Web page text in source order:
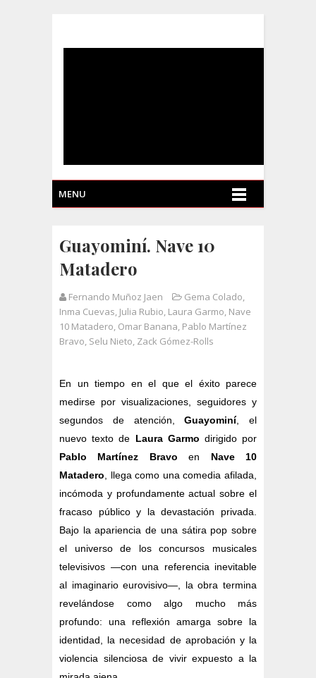
MENU
Guayominí. Nave 10
Matadero
Fernando Muñoz Jaen Gema Colado,
Inma Cuevas, Julia Rubio, Laura Garmo, Nave
10 Matadero, Omar Banana, Pablo Martínez
Bravo, Selu Nieto, Zack Gómez-Rolls
En un tiempo en el que el éxito parece
medirse por visualizaciones, seguidores y
segundos de atención,Guayominí, el
nuevo texto de Laura Garmo dirigido por
Pablo Martínez Bravo en Nave 10
Matadero , llega como una comedia afilada,
incómoda y profundamente actual sobre el
fracaso público y la devastación privada.
Bajo la apariencia de una sátira pop sobre
el universo de los concursos musicales
televisivos —con una referencia inevitable
al imaginario eurovisivo—, la obra termina
revelándose como algo mucho más
profundo: una reflexión amarga sobre la
identidad, la necesidad de aprobación y la
violencia silenciosa de vivir expuesto a la